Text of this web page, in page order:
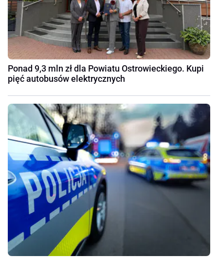
Ponad 9,3 mln zł dla Powiatu Ostrowieckiego. Kupi
pięć autobusów elektrycznych